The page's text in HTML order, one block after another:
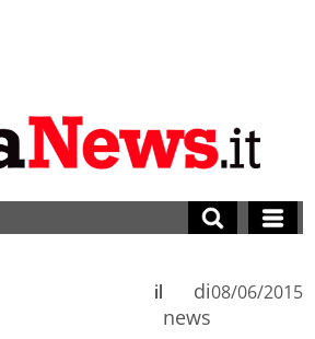
di
news
il 08/06/2015